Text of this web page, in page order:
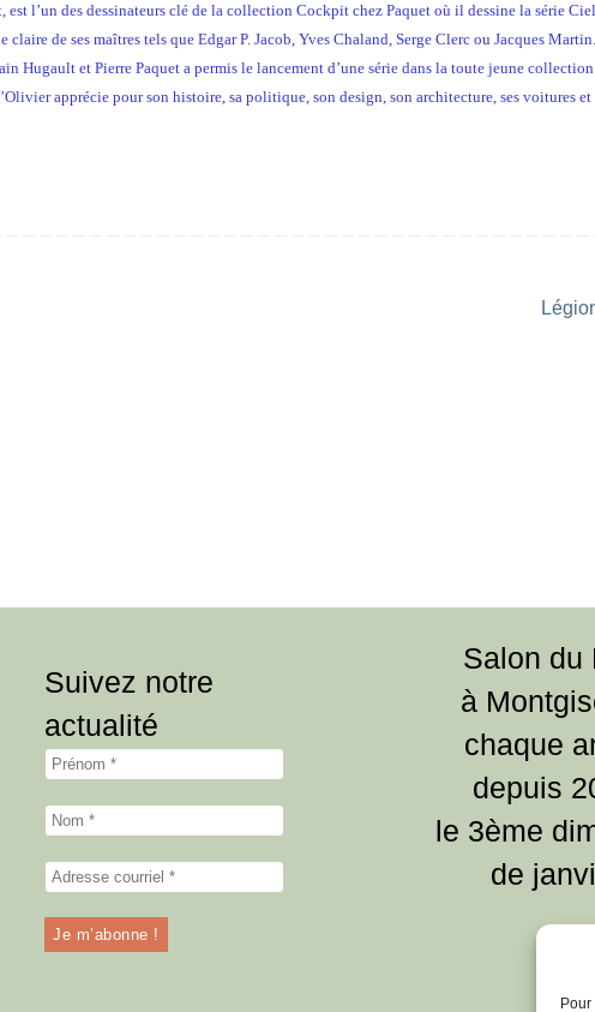
l’un des dessinateurs clé de la collection Cockpit chez Paquet où il dessine la série
de ses maîtres tels que Edgar P. Jacob, Yves Chaland, Serge Clerc ou Jacques
Hugault et Pierre Paquet a permis le lancement d’une série dans la toute jeune
apprécie pour son histoire, sa politique, son design, son architecture, ses voitures
Suivez notre
actualité
Salon du
à
chaque
depuis
le 3ème
de